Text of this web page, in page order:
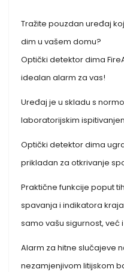
Tražite pouzdan uređaj
dim u vašem domu?
Optički detektor dima
idealan alarm za vas!
Uređaj je u skladu s
laboratorijskim
Optički detektor dima
prikladan za otkrivanje
Praktične funkcije poput
spavanja i indikatora
samo vašu sigurnost, već
Alarm za hitne slučajeve
nezamjenjivom litijskom